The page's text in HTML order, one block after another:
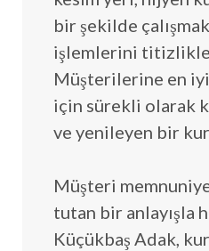
bir şekilde
işlemlerini
Müşterilerine en
için sürekli olarak
ve yenileyen bir
Müşteri
tutan bir anlayışla
Küçükbaş Adak,